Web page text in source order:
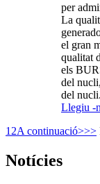
per
La
el gran
qualitat
els
del
del
Llegiu -
1 2A continuació>>>
Notícies